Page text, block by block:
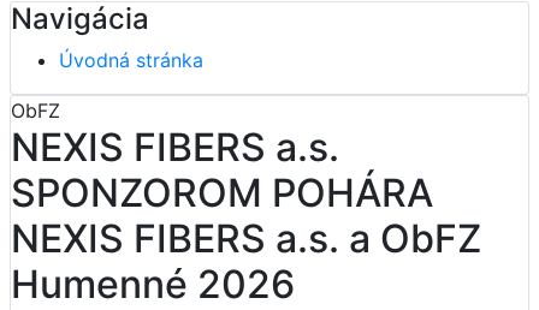
Navigácia
Úvodná stránka
ObFZ
NEXIS FIBERS a.s.
SPONZOROM POHÁRA
NEXIS FIBERS a.s. a ObFZ
Humenné 2026